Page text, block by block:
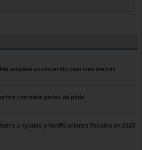
amplían su recorrido casi cien metros
con siete pistas de páde
a ayudas y bonificaciones fiscales en 2025